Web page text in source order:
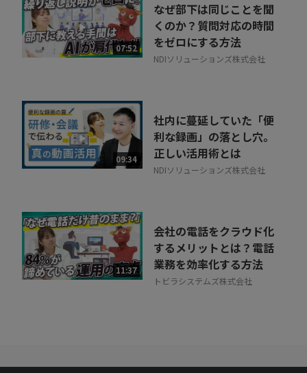
07:52
なぜ部下は同じことを聞
くのか？質問対応の時間
をゼロにする方法
NDIソリューションズ株式会社
09:34
社内に蔓延していた「便
利な録画」の落とし穴。
正しい活用術とは
NDIソリューションズ株式会社
11:37
会社の電話をクラウド化
するメリットとは？電話
業務を効率化する方法
トビラシステムズ株式会社